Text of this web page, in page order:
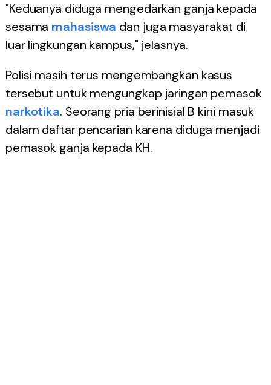
"Keduanya diduga mengedarkan ganja kepada
sesama mahasiswa dan juga masyarakat di
luar lingkungan kampus," jelasnya.
Polisi masih terus mengembangkan kasus
tersebut untuk mengungkap jaringan pemasok
narkotika. Seorang pria berinisial B kini masuk
dalam daftar pencarian karena diduga menjadi
pemasok ganja kepada KH.